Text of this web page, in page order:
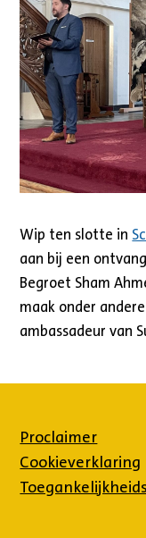
Wip ten slotte in
aan bij een
Begroet Sham
maak onder
ambassadeur van
Proclaimer
Cookieverklaring